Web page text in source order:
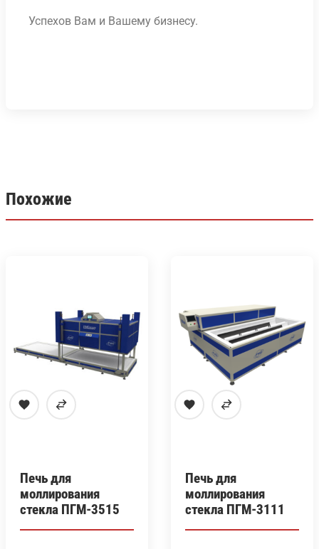
Успехов Вам и Вашему бизнесу.
Похожие
Печь для
моллирования
стекла ПГМ-3515
Печь для
моллирования
стекла ПГМ-3111